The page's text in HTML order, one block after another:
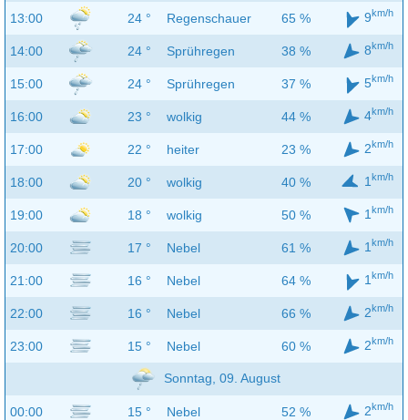
13:00 24 ° Regenschauer 65 % 9km/h
14:00 24 ° Sprühregen 38 % 8km/h
15:00 24 ° Sprühregen 37 % 5km/h
16:00 23 ° wolkig 44 % 4km/h
17:00 22 ° heiter 23 % 2km/h
18:00 20 ° wolkig 40 % 1 km/h
19:00 18 ° wolkig 50 % 1 km/h
20:00 17 ° Nebel 61 % 1 km/h
21:00 16 ° Nebel 64 % 1 km/h
22:00 16 ° Nebel 66 % 2km/h
23:00 15 ° Nebel 60 % 2km/h
Sonntag, 09. August
00:00 15 ° Nebel 52 % 2km/h